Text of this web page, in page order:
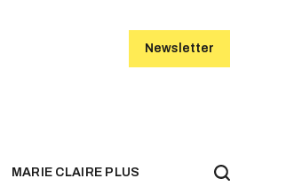
Newsletter
MARIE CLAIRE PLUS